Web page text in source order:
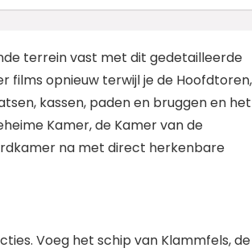
terrein vast met dit gedetailleerde
films opnieuw terwijl je de
kassen, paden en bruggen en het
Kamer, de Kamer van de
na met direct herkenbare
Voeg het schip van Klammfels, de